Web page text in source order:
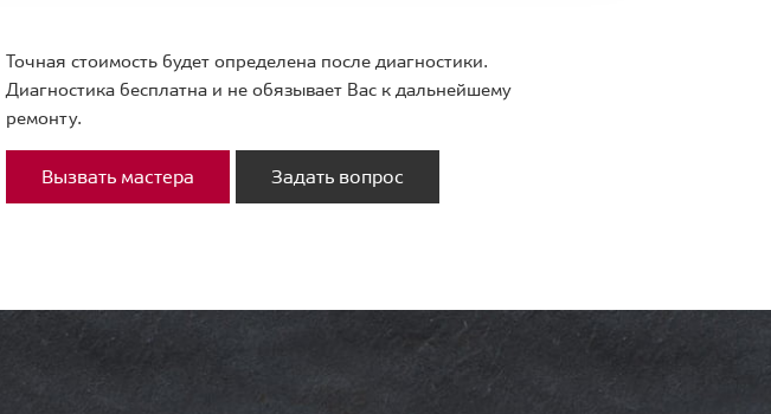
Точная стоимость будет определена после диагностики.
Диагностика бесплатна и не обязывает Вас к дальнейшему
ремонту.
Вызвать мастера Задать вопрос